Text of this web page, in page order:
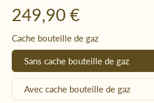
249,90 €
Cache bouteille de gaz
Sans cache bouteille de gaz
Avec cache bouteille de gaz